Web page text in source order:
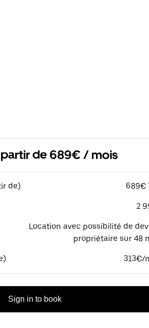
de 689€ / mois
de) 689€
2
Location avec possibilité de
propriétaire sur 48
313€/
Sign in to book